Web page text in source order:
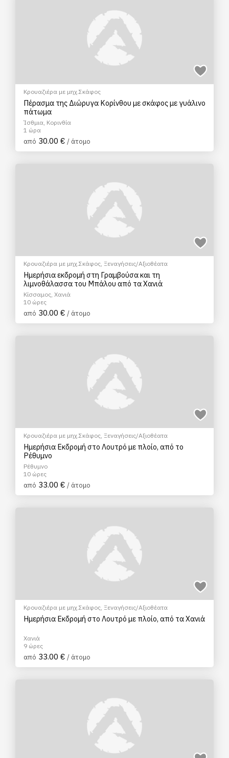
Κρουαζιέρα με μηχ.Σκάφος
Πέρασμα της Διώρυγα Κορίνθου με σκάφος με γυάλινο
πάτωμα
Ίσθμια, Κορινθία
1 ώρα
από 30.00 € / άτομο
Κρουαζιέρα με μηχ.Σκάφος, Ξεναγήσεις/Αξιοθέατα
Ημερήσια εκδρομή στη Γραμβούσα και τη
λιμνοθάλασσα του Μπάλου από τα Χανιά
Κίσσαμος, Χανιά
10 ώρες
από 30.00 € / άτομο
Κρουαζιέρα με μηχ.Σκάφος, Ξεναγήσεις/Αξιοθέατα
Ημερήσια Εκδρομή στο Λουτρό με πλοίο, από το
Ρέθυμνο
Ρέθυμνο
10 ώρες
από 33.00 € / άτομο
Κρουαζιέρα με μηχ.Σκάφος, Ξεναγήσεις/Αξιοθέατα
Ημερήσια Εκδρομή στο Λουτρό με πλοίο, από τα Χανιά
Χανιά
9 ώρες
από 33.00 € / άτομο